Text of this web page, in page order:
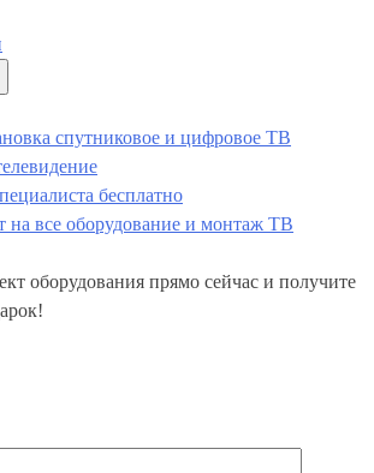
оборудования прямо сейчас и получите